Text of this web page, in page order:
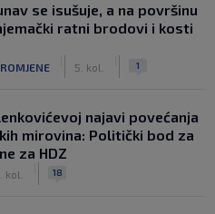
se isušuje, a na površinu
ratni brodovi i kosti
5. kol. 1
najavi povećanja
mirovina: Politički bod za
za HDZ
kol. 18